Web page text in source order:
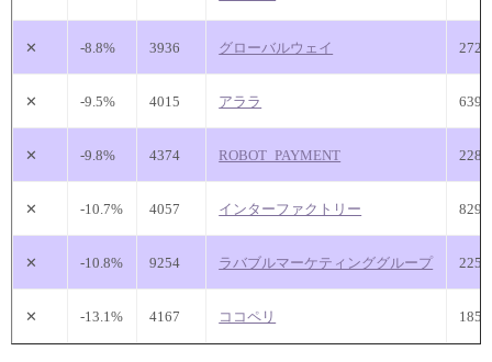
✕ -8.8% 3936 グローバルウェイ 272
✕ -9.5% 4015 アララ 639
✕ -9.8% 4374 ROBOT_PAYMENT
✕ -10.7% 4057 インターファクトリー 829
✕ -10.8% 9254 ラバブルマーケティンググループ
✕ -13.1% 4167 ココペリ